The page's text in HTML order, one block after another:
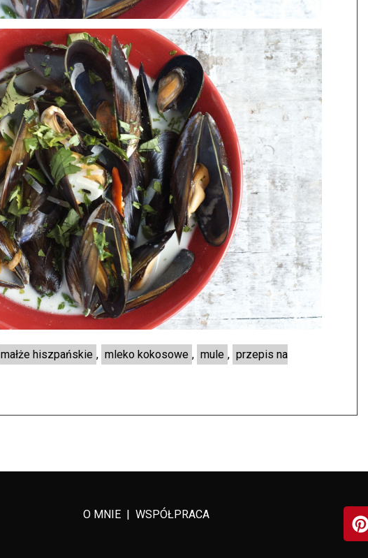
małże hiszpańskie , mleko kokosowe , mule , przepis na
O MNIE WSPÓŁPRACA